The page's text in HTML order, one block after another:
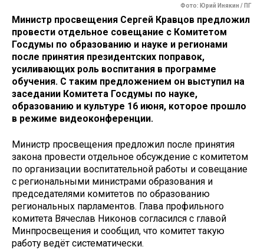
Фото: Юрий Инякин / ПГ
Министр просвещения Сергей Кравцов предложил
провести отдельное совещание с Комитетом
Госдумы по образованию и науке и регионами
после принятия президентских поправок,
усиливающих роль воспитания в программе
обучения. С таким предложением он выступил на
заседании Комитета Госдумы по науке,
образованию и культуре 16 июня, которое прошло
в режиме видеоконференции.
Министр просвещения предложил после принятия
закона провести отдельное обсуждение с комитетом
по организации воспитательной работы и совещание
с региональными министрами образования и
председателями комитетов по образованию
региональных парламентов. Глава профильного
комитета Вячеслав Никонов согласился с главой
Минпросвещения и сообщил, что комитет такую
работу ведёт систематически.